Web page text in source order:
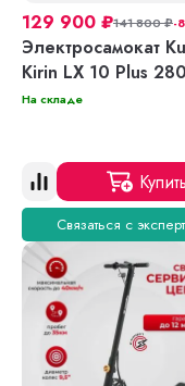
129 900 ₽141 800₽-
Электросамокат
Kirin LX 10 Plus
На складе
Купить
Связаться с